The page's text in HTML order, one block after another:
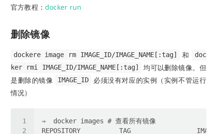
官方教程：docker run
删除镜像
dockere image rm IMAGE_ID/IMAGE_NAME[:tag] 和
doc
ker rmi IMAGE_ID/IMAGE_NAME[:tag]
均可以删除镜像。但
是删除的镜像
IMAGE_ID
必须没有对应的实例（实例不管运行
情况）